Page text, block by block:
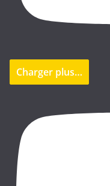
Charger plus…